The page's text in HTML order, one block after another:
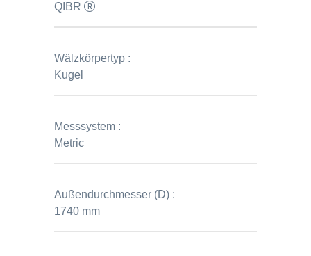
QIBR
Wälzkörpertyp :
Kugel
Messsystem :
Metric
Außendurchmesser (D) :
1740 mm